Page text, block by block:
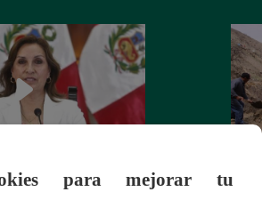
que el aumento del
se aplique desde 2026
para mejorar tu